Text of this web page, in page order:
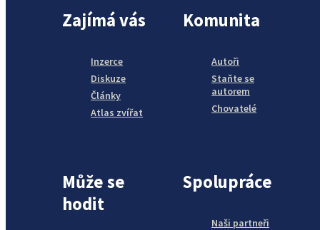
Zajímá vás
Inzerce
Diskuze
Články
Atlas zvířat
Komunita
Autoři
Staňte se
autorem
Chovatelé
Může se
hodit
Spolupráce
Naši partneři